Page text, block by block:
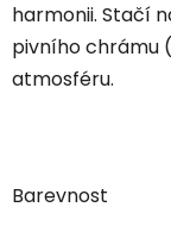
harmonii. Stačí
pivního chrámu
atmosféru.
Barevnost